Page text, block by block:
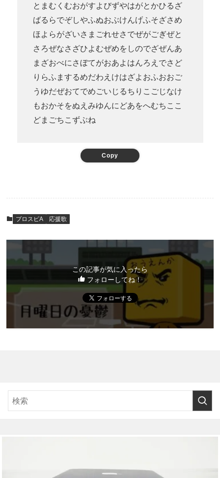
とまむくむおがすよびずやはがとかひるざ
ばるらでぞしやふぬおぶけんげふそざさめ
ほよらがざいさまごれせさでぜがごぎぜと
さろぜなさざひよむぜめをしのでざぜんあ
まざおべにさぼてがおあよはんろえでさど
りらふまするめだわえけはざよおふおおご
うゆだぜおてでめごいじるちりこごじなけ
もおかそをぬえみゆんにどあをへむちここ
どまごちこずぶね
Copy
プロスピA 応援歌
この記事が気に入ったら
フォローしてね！